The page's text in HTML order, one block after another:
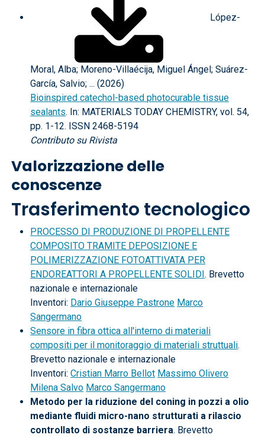
López-
Moral, Alba; Moreno-Villaécija, Miguel Ángel; Suárez-
García, Salvio; ... (2026)
Bioinspired catechol-based photocurable tissue
sealants. In: MATERIALS TODAY CHEMISTRY, vol. 54,
pp. 1-12. ISSN 2468-5194
Contributo su Rivista
Valorizzazione delle
conoscenze
Trasferimento tecnologico
PROCESSO DI PRODUZIONE DI PROPELLENTE
COMPOSITO TRAMITE DEPOSIZIONE E
POLIMERIZZAZIONE FOTOATTIVATA PER
ENDOREATTORI A PROPELLENTE SOLIDI. Brevetto
nazionale e internazionale
Inventori: Dario Giuseppe Pastrone Marco
Sangermano
Sensore in fibra ottica all'interno di materiali
compositi per il monitoraggio di materiali struttuali.
Brevetto nazionale e internazionale
Inventori: Cristian Marro Bellot Massimo Olivero
Milena Salvo Marco Sangermano
Metodo per la riduzione del coning in pozzi a olio
mediante fluidi micro-nano strutturati a rilascio
controllato di sostanze barriera. Brevetto